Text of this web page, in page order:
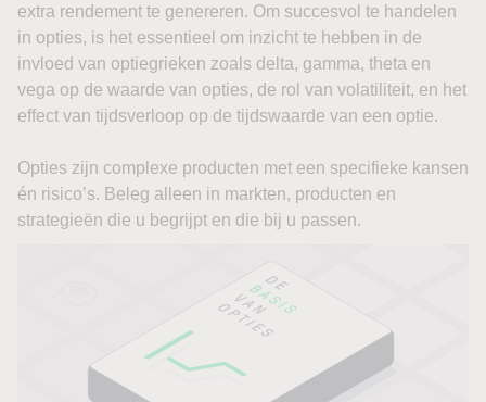
extra rendement te genereren. Om succesvol te handelen
in opties, is het essentieel om inzicht te hebben in de
invloed van optiegrieken zoals delta, gamma, theta en
vega op de waarde van opties, de rol van volatiliteit, en het
effect van tijdsverloop op de tijdswaarde van een optie.
Opties zijn complexe producten met een specifieke kansen
én risico’s. Beleg alleen in markten, producten en
strategieën die u begrijpt en die bij u passen.